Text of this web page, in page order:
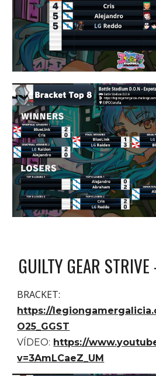
GUILTY GEAR
BRACKET:
https://
O25_GGST
VÍDEO: https://
v=3AmLCaeZ_UM